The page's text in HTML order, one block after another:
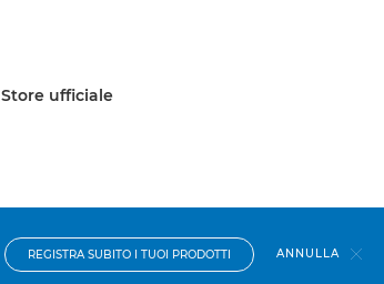
Store ufficiale
REGISTRA SUBITO I TUOI PRODOTTI ANNULLA